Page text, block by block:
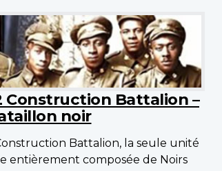
Construction Battalion –
noir
Battalion, la seule unité
entièrement composée de Noirs